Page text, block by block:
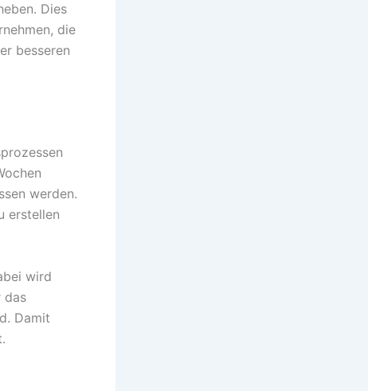
Dies
die
besseren
werden.
erstellen
wird
das
Damit